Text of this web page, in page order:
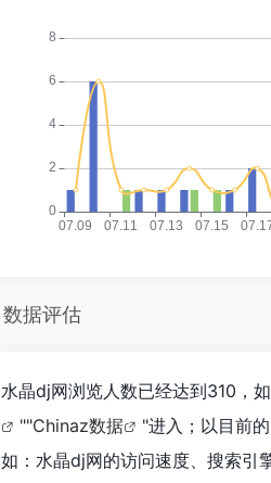
数据评估
水晶dj网浏览人数已经达到310，
""Chinaz数据
"进入；以目前
如：水晶dj网的访问速度、搜索引